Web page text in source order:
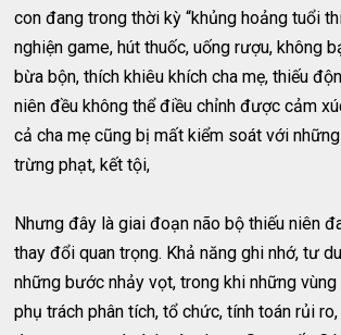
con đang trong thời kỳ “khủng hoảng tuổi
nghiện game, hút thuốc, uống rượu, không
bừa bộn, thích khiêu khích cha mẹ, thiếu
niên đều không thể điều chỉnh được cảm
cả cha mẹ cũng bị mất kiểm soát với
trừng phạt, kết tội,
Nhưng đây là giai đoạn não bộ thiếu niên
thay đổi quan trọng. Khả năng ghi nhớ, tư
những bước nhảy vọt, trong khi những
phụ trách phân tích, tổ chức, tính toán rủi